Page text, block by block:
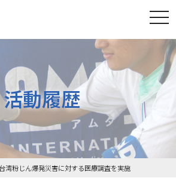
活動履歴
湾粉じん爆発災害に対する医療調査を実施